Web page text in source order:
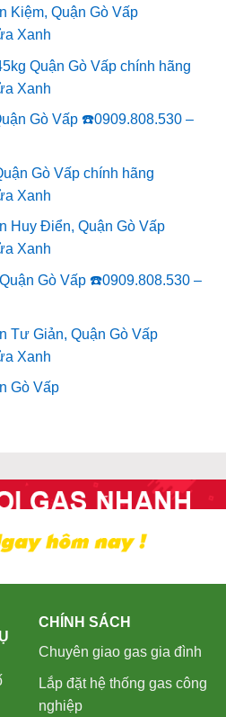
Kiệm, Quận Gò Vấp
Xanh
Quận Gò Vấp chính hãng
Xanh
Gò Vấp ☎️0909.808.530 –
Gò Vấp chính hãng
Xanh
Huy Điển, Quận Gò Vấp
Xanh
Gò Vấp ☎️0909.808.530 –
Tư Giản, Quận Gò Vấp
Xanh
Gò Vấp
CHÍNH SÁCH
Chuyên giao gas gia đình
Lắp đặt hệ thống gas công
nghiệp